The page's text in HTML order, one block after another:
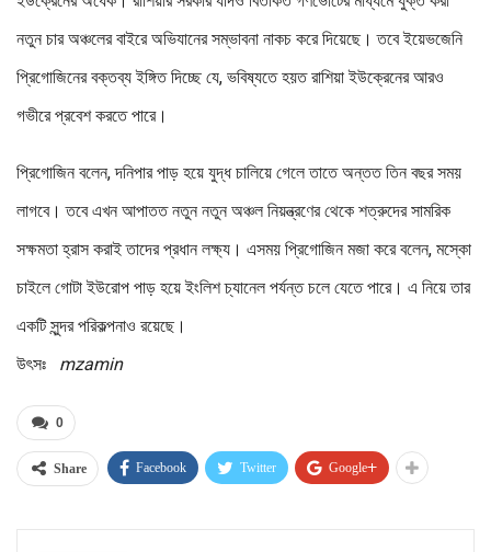
নতুন চার অঞ্চলের বাইরে অভিযানের সম্ভাবনা নাকচ করে দিয়েছে। তবে ইয়েভজেনি
প্রিগোজিনের বক্তব্য ইঙ্গিত দিচ্ছে যে, ভবিষ্যতে হয়ত রাশিয়া ইউক্রেনের আরও
গভীরে প্রবেশ করতে পারে।
প্রিগোজিন বলেন, দনিপার পাড় হয়ে যুদ্ধ চালিয়ে গেলে তাতে অন্তত তিন বছর সময়
লাগবে। তবে এখন আপাতত নতুন নতুন অঞ্চল নিয়ন্ত্রণের থেকে শত্রুদের সামরিক
সক্ষমতা হ্রাস করাই তাদের প্রধান লক্ষ্য। এসময় প্রিগোজিন মজা করে বলেন, মস্কো
চাইলে গোটা ইউরোপ পাড় হয়ে ইংলিশ চ্যানেল পর্যন্ত চলে যেতে পারে। এ নিয়ে তার
একটি সুন্দর পরিকল্পনাও রয়েছে।
উৎসঃ mzamin
0
Share Facebook Twitter Google+